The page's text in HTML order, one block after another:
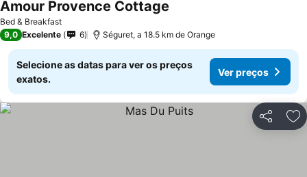
Bed & Breakfast
Amour Provence Cottage
9,0 Excelente 6 Séguret, a 18.5 km de Orange
Selecione as datas para ver os preços
exatos.
Ver preços
Partilhar